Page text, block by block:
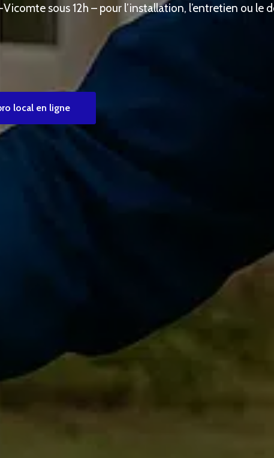
sous 12h – pour l’installation, l’entretien ou le
local en ligne